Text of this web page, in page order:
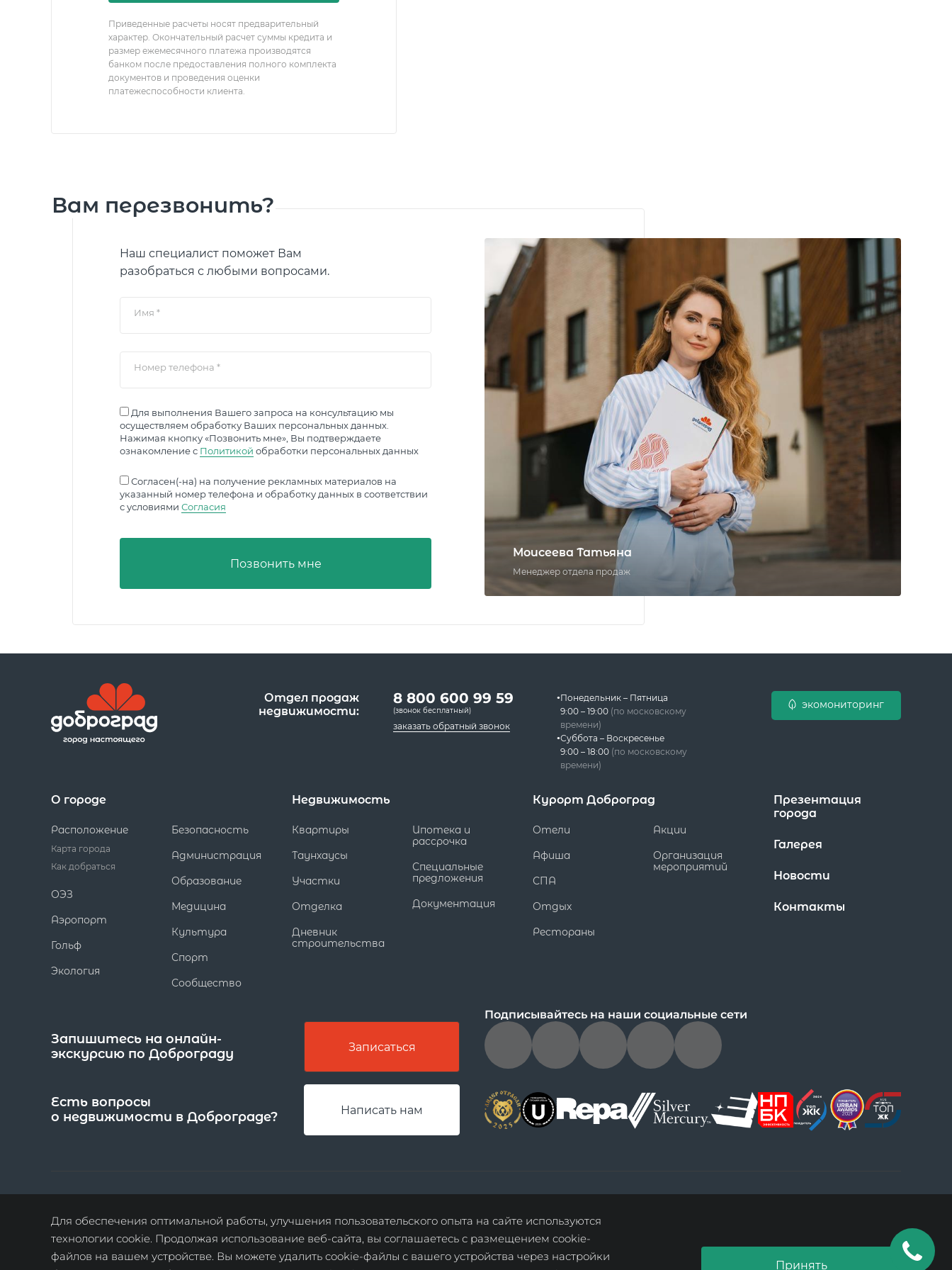
Для обеспечения оптимальной работы, улучшения пользовательского опыта на сайте используются
технологии cookie. Продолжая использование веб-сайта, вы соглашаетесь с размещением cookie-
файлов на вашем устройстве. Вы можете удалить cookie-файлы с вашего устройства через настройки
Принять
Приведенные расчеты носят предварительный
характер. Окончательный расчет суммы кредита и
размер ежемесячного платежа производятся
банком после предоставления полного комплекта
документов и проведения оценки
платежеспособности клиента.
Вам перезвонить?
Наш специалист поможет Вам
разобраться с любыми вопросами.
Имя *
Номер телефона *
Для выполнения Вашего запроса на консультацию мы
осуществляем обработку Ваших персональных данных.
Нажимая кнопку «Позвонить мне», Вы подтверждаете
ознакомление с Политикой обработки персональных данных
Согласен(-на) на получение рекламных материалов на
указанный номер телефона и обработку данных в соответствии
с условиями Согласия
Позвонить мне
Моисеева Татьяна
Менеджер отдела продаж
Отдел продаж
недвижимости:
8 800 600 99 59
(звонок бесплатный)
заказать обратный звонок
Понедельник – Пятница
9:00 – 19:00 (по московскому
времени)
Суббота – Воскресенье
9:00 – 18:00 (по московскому
времени)
экомониторинг
О городе
Расположение
Карта города
Как добраться
ОЭЗ
Аэропорт
Гольф
Экология
Безопасность
Администрация
Образование
Медицина
Культура
Спорт
Сообщество
Недвижимость
Квартиры
Таунхаусы
Участки
Отделка
Дневник
строительства
Ипотека и
рассрочка
Специальные
предложения
Документация
Курорт Доброград
Отели
Афиша
СПА
Отдых
Рестораны
Акции
Организация
мероприятий
Презентация
города
Галерея
Новости
Контакты
Запишитесь на онлайн-
экскурсию по Доброграду
Записаться
Подписывайтесь на наши социальные сети
Есть вопросы
о недвижимости в Доброграде?
Написать нам
© 2026, Доброград
политика обработки
персональных данных
дискриминации